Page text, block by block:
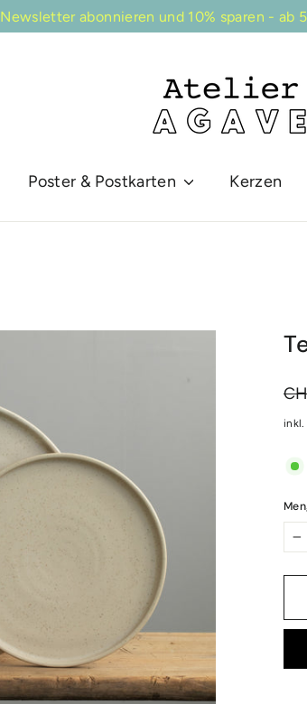
Newsletter abonnieren und 10% sparen -
Poster & Postkarten Kerzen
inkl.